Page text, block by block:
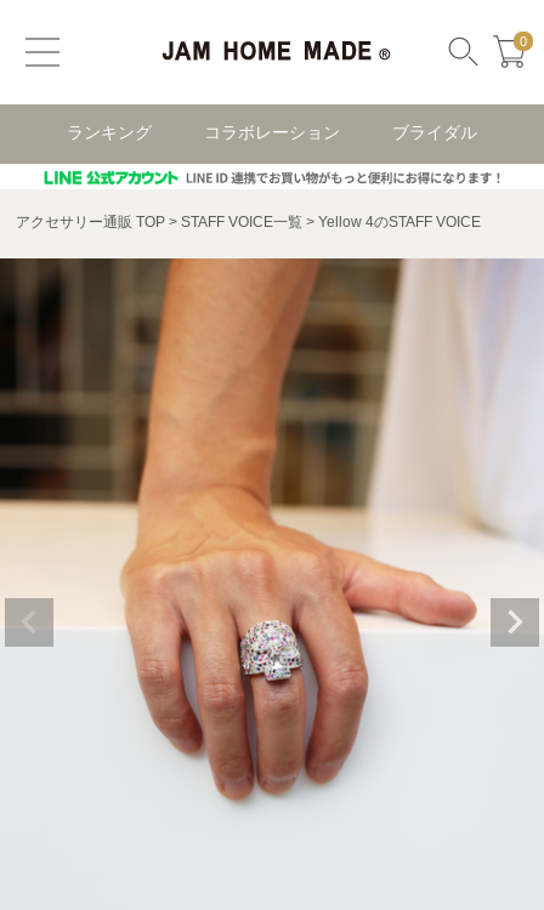
0
ランキング コラボレーション ブライダル
アクセサリー通販 TOP STAFF VOICE一覧 Yellow 4のSTAFF VOICE